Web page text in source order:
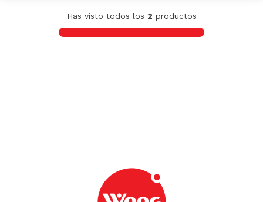
Has visto todos los 2 productos